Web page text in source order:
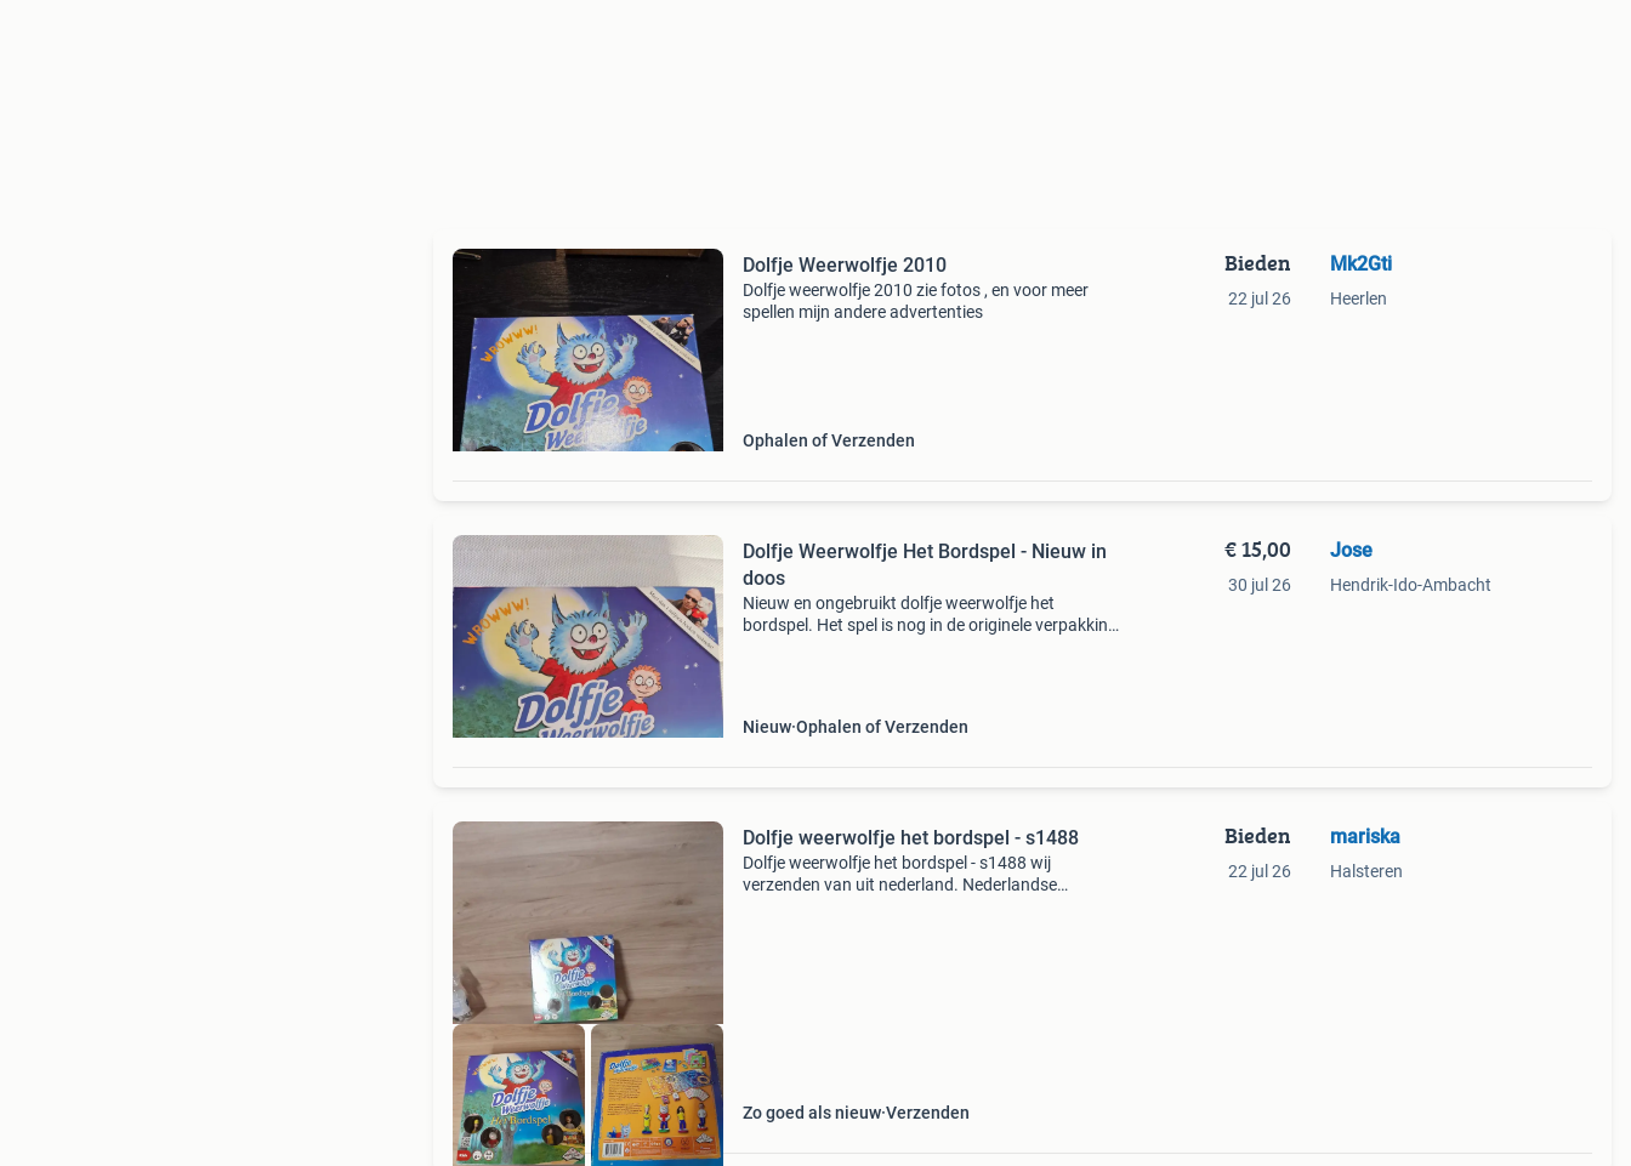
Dolfje Weerwolfje 2010
Dolfje weerwolfje 2010 zie fotos , en voor meer
spellen mijn andere advertenties
Ophalen of Verzenden
Bieden
22 jul 26
Mk2Gti
Heerlen
Dolfje Weerwolfje Het Bordspel - Nieuw in
doos
Nieuw en ongebruikt dolfje weerwolfje het
bordspel. Het spel is nog in de originele verpakking
Nieuw Ophalen of Verzenden
€ 15,00
30 jul 26
Jose
Hendrik-Ido-Ambacht
Dolfje weerwolfje het bordspel - s1488
Dolfje weerwolfje het bordspel - s1488 wij
verzenden van uit nederland. Nederlandse
Zo goed als nieuw Verzenden
Bieden
22 jul 26
mariska
Halsteren